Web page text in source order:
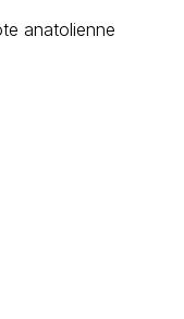
anatolienne